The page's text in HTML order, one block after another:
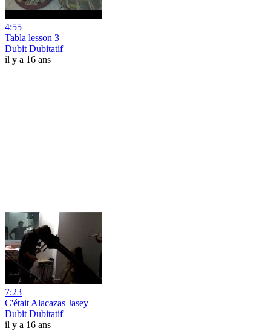
4:55
Tabla lesson 3
Dubit Dubitatif
il y a 16 ans
7:23
C'était Alacazas Jasey
Dubit Dubitatif
il y a 16 ans